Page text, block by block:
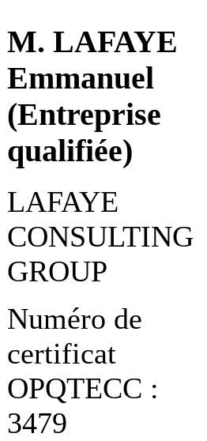
M. LAFAYE
Emmanuel
(Entreprise
qualifiée)
LAFAYE
CONSULTING
GROUP
Numéro de
certificat
OPQTECC :
3479